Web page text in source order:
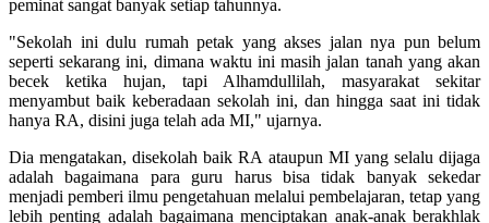
peminat sangat banyak setiap tahunnya.
"Sekolah ini dulu rumah petak yang akses jalan nya pun belum
seperti sekarang ini, dimana waktu ini masih jalan tanah yang akan
becek ketika hujan, tapi Alhamdullilah, masyarakat sekitar
menyambut baik keberadaan sekolah ini, dan hingga saat ini tidak
hanya RA, disini juga telah ada MI," ujarnya.
Dia mengatakan, disekolah baik RA ataupun MI yang selalu dijaga
adalah bagaimana para guru harus bisa tidak banyak sekedar
menjadi pemberi ilmu pengetahuan melalui pembelajaran, tetap yang
lebih penting adalah bagaimana menciptakan anak-anak berakhlak